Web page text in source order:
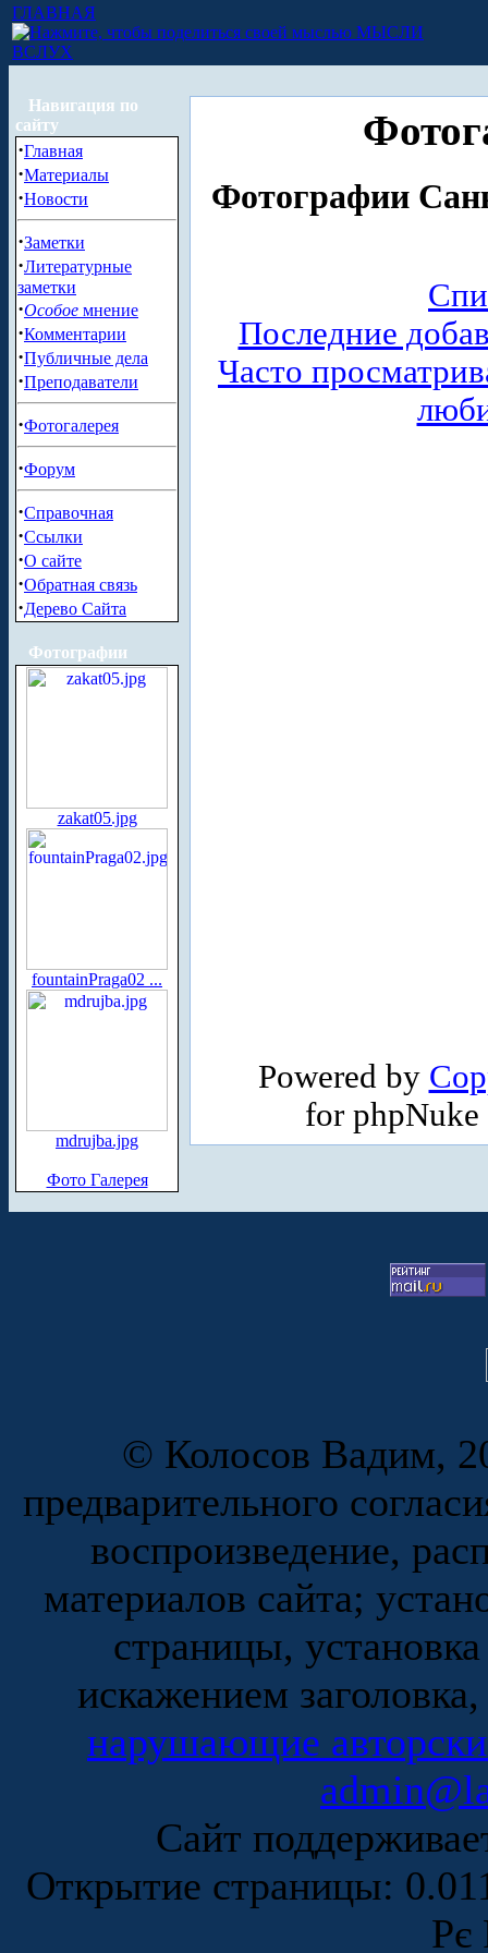
ГЛАВНАЯ
МЫСЛИ
ВСЛУХ
Навигация по
сайту
·Главная
·Материалы
·Новости
·Заметки
·Литературные
заметки
·Особое мнение
·Комментарии
·Публичные дела
·Преподаватели
·Фотогалерея
·Форум
·Справочная
·Ссылки
·О сайте
·Обратная связь
·Дерево Сайта
Фотографии
zakat05.jpg
fountainPraga02 ...
mdrujba.jpg
Фото Галерея
Фотографии
Последние
Часто
Powered by
for
© Колосов Вадим,
предварительного
воспроизведение,
материалов сайта;
страницы,
искажением
нарушающие
Сайт
Открытие страницы:
Рє